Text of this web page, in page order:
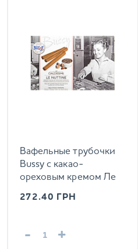
Вафельные трубочки
Bussy с какао-
ореховым кремом Ле
272.40 ГРН
- +